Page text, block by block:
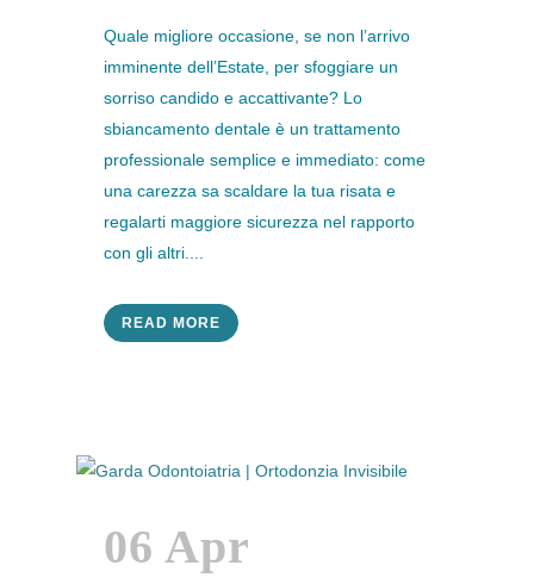
Quale migliore occasione, se non l’arrivo
imminente dell’Estate, per sfoggiare un
sorriso candido e accattivante? Lo
sbiancamento dentale è un trattamento
professionale semplice e immediato: come
una carezza sa scaldare la tua risata e
regalarti maggiore sicurezza nel rapporto
con gli altri....
READ MORE
06 Apr